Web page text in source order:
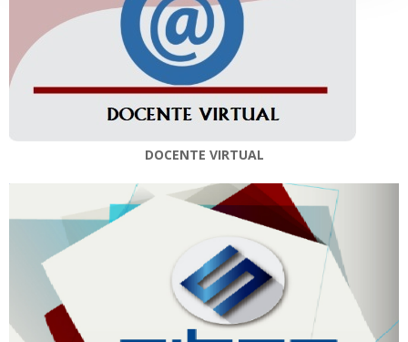
DOCENTE VIRTUAL